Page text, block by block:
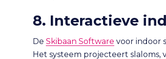
8. Interactieve
De Skibaan Software voor indoor
Het systeem projecteert